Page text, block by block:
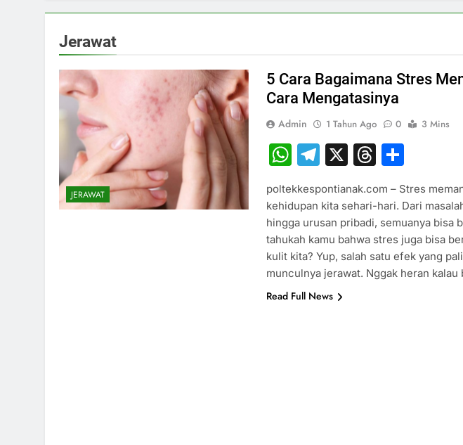
Jerawat
JERAWAT
5 Cara Bagaimana Stres
Cara Mengatasinya
Admin 1 Tahun Ago 0 3 Mins
WhatsApp
Telegram
X Threads
poltekkespontianak.com – Stres
kehidupan kita sehari-hari. Dari
hingga urusan pribadi, semuanya bisa
tahukah kamu bahwa stres juga bisa
kulit kita? Yup, salah satu efek yang
munculnya jerawat. Nggak heran kalau
Read Full News